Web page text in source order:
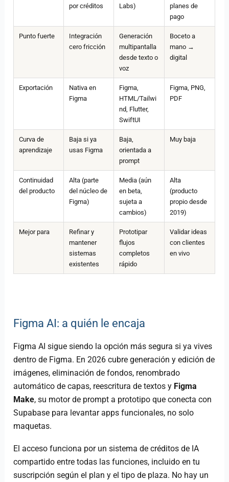
por créditos
Labs)
planes de
pago
Punto fuerte
Integración
cero fricción
Generación
multipantalla
desde texto o
voz
Boceto a
mano →
digital
Exportación
Nativa en
Figma
Figma,
HTML/Tailwi
nd, Flutter,
SwiftUI
Figma, PNG,
PDF
Curva de
aprendizaje
Baja si ya
usas Figma
Baja,
orientada a
prompt
Muy baja
Continuidad
del producto
Alta (parte
del núcleo de
Figma)
Media (aún
en beta,
sujeta a
cambios)
Alta
(producto
propio desde
2019)
Mejor para
Refinar y
mantener
sistemas
existentes
Prototipar
flujos
completos
rápido
Validar ideas
con clientes
en vivo
Figma AI: a quién le encaja
Figma AI sigue siendo la opción más segura si ya vives
dentro de Figma. En 2026 cubre generación y edición de
imágenes, eliminación de fondos, renombrado
automático de capas, reescritura de textos y Figma
Make, su motor de prompt a prototipo que conecta con
Supabase para levantar apps funcionales, no solo
maquetas.
El acceso funciona por un sistema de créditos de IA
compartido entre todas las funciones, incluido en tu
suscripción según el plan y el tipo de plaza. No hay un